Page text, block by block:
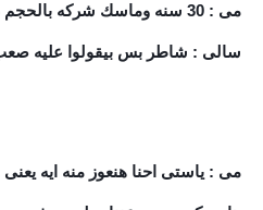
مى : 30 سنه وماسك شركه بالحجم ده . لا شكله شاطر
سالى : شاطر بس بيقولوا عليه
مى : ياستى احنا هنعوز منه ايه